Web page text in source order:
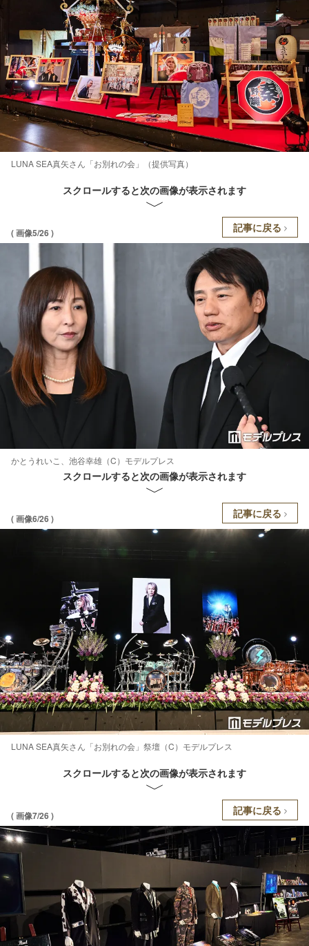
LUNA SEA真矢さん「お別れの会」（提供写真）
スクロールすると次の画像が表示されます
( 画像5/26 ) 記事に戻る
かとうれいこ、池谷幸雄（C）モデルプレス
スクロールすると次の画像が表示されます
( 画像6/26 ) 記事に戻る
LUNA SEA真矢さん「お別れの会」祭壇（C）モデルプレス
スクロールすると次の画像が表示されます
( 画像7/26 ) 記事に戻る